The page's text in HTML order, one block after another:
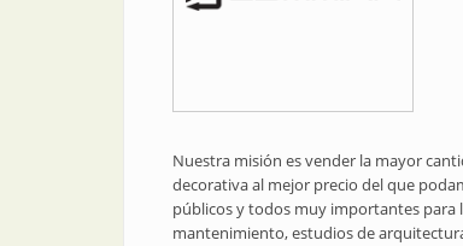
Nuestra misión es vender la mayor
decorativa al mejor precio del que
públicos y todos muy importantes para
mantenimiento, estudios de